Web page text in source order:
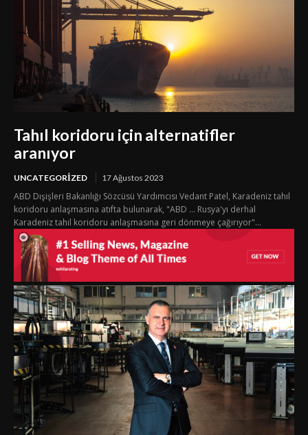
Tahıl koridoru için alternatifler
aranıyor
UNCATEGORIZED 17 Ağustos 2023
ABD Dışişleri Bakanlığı Sözcüsü Yardımcısı Vedant Patel, Karadeniz tahıl
koridoru anlaşmasına atıfta bulunarak, "ABD ... Rusya'yı derhal
Karadeniz tahıl koridoru anlaşmasına geri dönmeye çağırıyor"...